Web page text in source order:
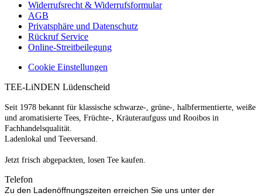
Widerrufsrecht & Widerrufsformular
AGB
Privatsphäre und Datenschutz
Rückruf Service
Online-Streitbeilegung
Cookie Einstellungen
TEE-LiNDEN Lüdenscheid
Seit 1978 bekannt für klassische schwarze-, grüne-, halbfermentierte, weiße
und aromatisierte Tees, Früchte-, Kräuteraufguss und Rooibos in
Fachhandelsqualität.
Ladenlokal und Teeversand.
Jetzt frisch abgepackten, losen Tee kaufen.
Telefon
Zu den Ladenöffnungszeiten erreichen Sie uns unter der